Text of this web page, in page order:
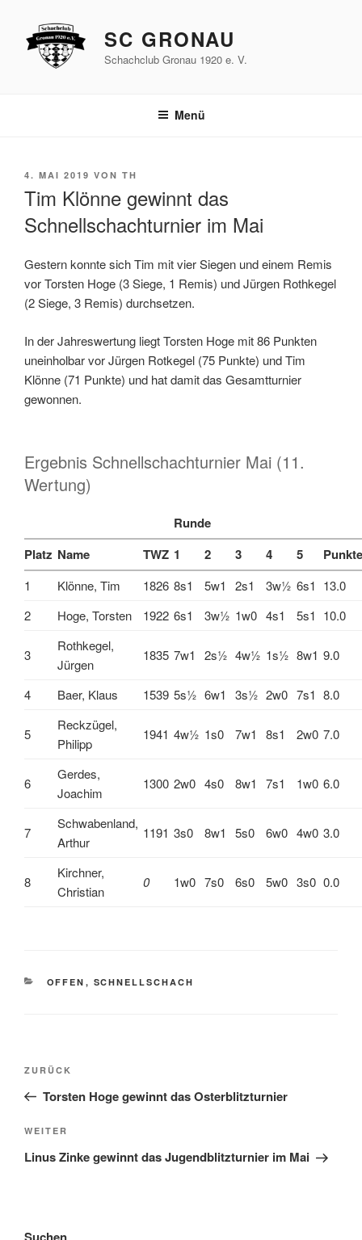
springen
SC GRONAU
Schachclub Gronau 1920 e. V.
Menü
VERÖFFENTLICHT
4. MAI 2019 VON TH
Tim Klönne gewinnt das
Schnellschachturnier im Mai
Gestern konnte sich Tim mit vier Siegen und einem Remis
vor Torsten Hoge (3 Siege, 1 Remis) und Jürgen Rothkegel
(2 Siege, 3 Remis) durchsetzen.
In der Jahreswertung liegt Torsten Hoge mit 86 Punkten
uneinholbar vor Jürgen Rotkegel (75 Punkte) und Tim
Klönne (71 Punkte) und hat damit das Gesamtturnier
gewonnen.
Ergebnis Schnellschachturnier Mai (11.
Wertung)
Runde
Platz Name TWZ 1 2 3 4 5 Punkte
1 Klönne, Tim 1826 8s1 5w1 2s1 3w½ 6s1 13.0
2
Hoge, Torsten 1922 6s1 3w½ 1w0 4s1 5s1 10.0
3
Rothkegel,
Jürgen
1835 7w1 2s½ 4w½ 1s½ 8w1 9.0
4 Baer, Klaus 1539 5s½ 6w1 3s½ 2w0 7s1 8.0
5
Reckzügel,
Philipp
1941 4w½ 1s0 7w1 8s1 2w0 7.0
6
Gerdes,
Joachim
1300 2w0 4s0 8w1 7s1 1w0 6.0
7
Schwabenland,
Arthur
1191 3s0 8w1 5s0 6w0 4w0 3.0
8
Kirchner,
Christian
0 1w0 7s0 6s0 5w0 3s0 0.0
KATEGORIEN
OFFEN , SCHNELLSCHACH
Beitragsnavigation
Vorheriger
Beitrag
ZURÜCK
Torsten Hoge gewinnt das Osterblitzturnier
Nächster
Beitrag
WEITER
Linus Zinke gewinnt das Jugendblitzturnier im Mai